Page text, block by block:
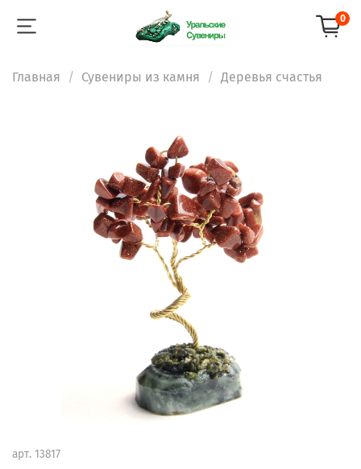
0
Главная Сувениры из камня Деревья счастья
арт. 13817